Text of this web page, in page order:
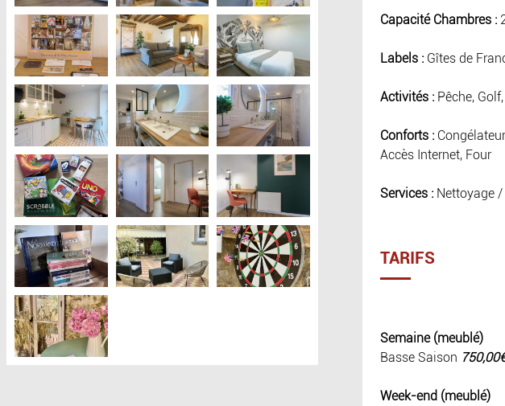
Capacité Chambres :
Labels : Gîtes de
Activités : Pêche,
Conforts :
Accès Internet, Four
Services : Nettoyage
TARIFS
Semaine (meublé)
Basse Saison 750,00€
Week-end (meublé)